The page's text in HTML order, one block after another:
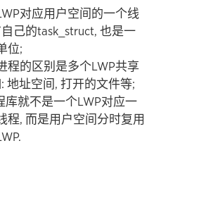
对应用户空间的一个线
己的task_struct, 也是一
位;
程的区别是多个LWP共享
地址空间, 打开的文件等;
库就不是一个LWP对应一
程, 而是用户空间分时复用